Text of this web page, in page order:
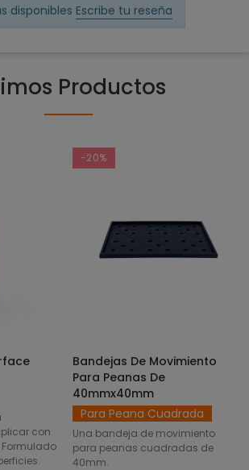
disponibles Escribe tu reseña
Productos
con
-20%
SELECCIONAR OPCIONES
Bandejas De Movimiento
Para Peanas De
40mmx40mm
Para Peana Cuadrada
Una bandeja de movimiento
para peanas cuadradas de
40mm.